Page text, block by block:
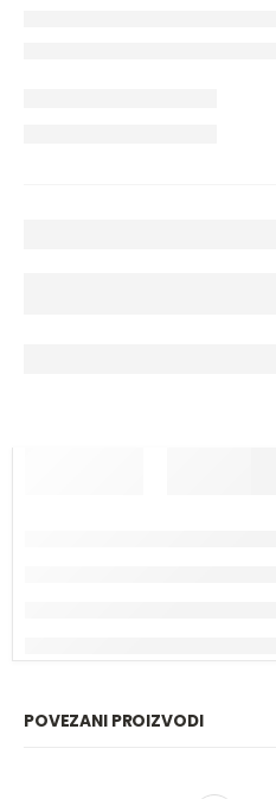
POVEZANI PROIZVODI